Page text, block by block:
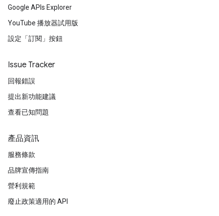
Google APIs Explorer
YouTube 播放器試用版
設定「訂閱」按鈕
Issue Tracker
回報錯誤
提出新功能建議
查看已知問題
產品資訊
服務條款
品牌宣傳指南
營利規範
廢止政策適用的 API